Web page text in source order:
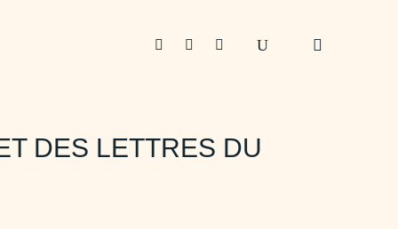
  
DES LETTRES DU